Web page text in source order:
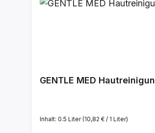
GENTLE MED
Inhalt: 0.5 Liter(10,82 € / 1 Liter)